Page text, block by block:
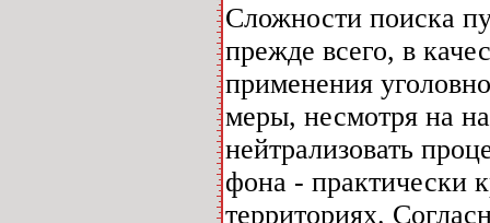
Сложности поиска
прежде всего, в
применения
меры, несмотря на
нейтрализовать
фона - практически
территориях.